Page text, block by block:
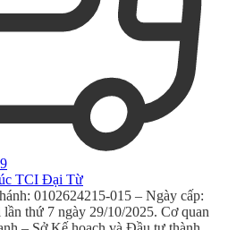
TCI Đại Từ
0102624215-015 – Ngày cấp:
thứ 7 ngày 29/10/2025. Cơ quan